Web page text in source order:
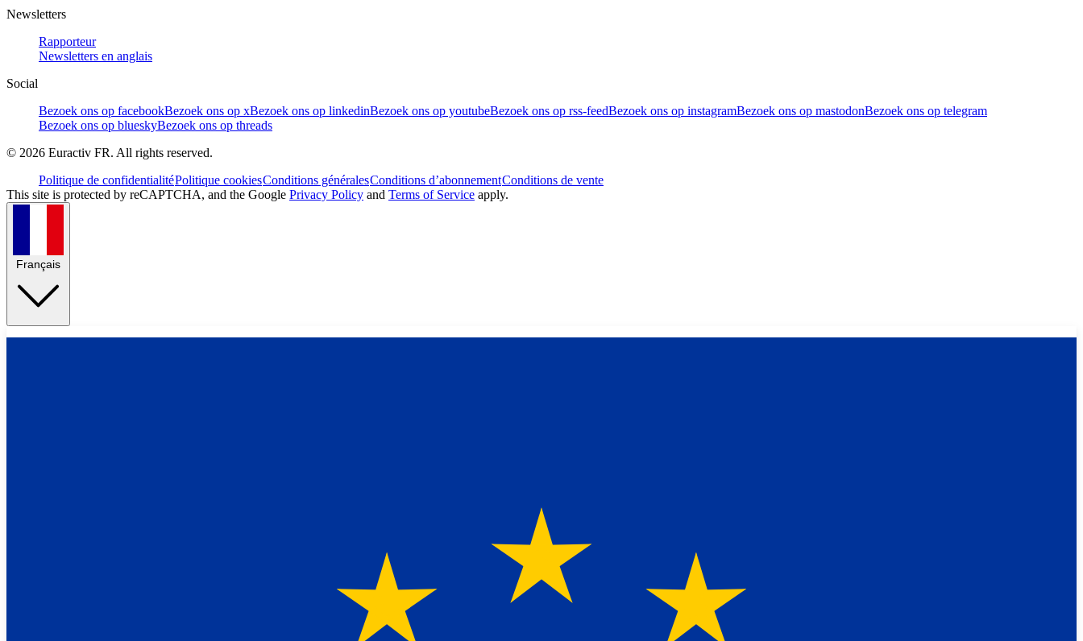
Newsletters
Rapporteur
Newsletters en anglais
Social
Bezoek ons op facebookBezoek ons op xBezoek ons op linkedinBezoek ons op youtubeBezoek ons op rss-feedBezoek ons op instagramBezoek ons op mastodonBezoek ons op telegram
Bezoek ons op blueskyBezoek ons op threads
© 2026 Euractiv FR. All rights reserved.
Politique de confidentialitéPolitique cookiesConditions généralesConditions d’abonnementConditions de vente
This site is protected by reCAPTCHA, and the Google Privacy Policy and Terms of Service apply.
Français